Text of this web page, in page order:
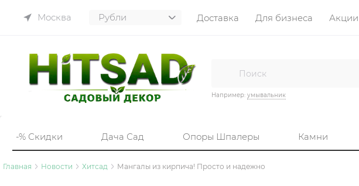
Москва Доставка Для бизнеса Акции
Например: умывальник
-% Скидки Дача Сад Опоры Шпалеры Камни
Главная Новости Хитсад Мангалы из кирпича! Просто и надежно